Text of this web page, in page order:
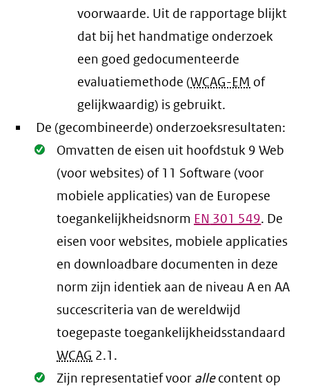
voorwaarde. Uit de rapportage blijkt
dat bij het handmatige onderzoek
een goed gedocumenteerde
evaluatiemethode (WCAG-EM of
gelijkwaardig) is gebruikt.
De (gecombineerde) onderzoeksresultaten:
Oké.
Omvatten de eisen uit hoofdstuk 9 Web
(voor websites) of 11 Software (voor
mobiele applicaties) van de Europese
toegankelijkheidsnorm EN 301 549. De
eisen voor websites, mobiele applicaties
en downloadbare documenten in deze
norm zijn identiek aan de niveau A en AA
succescriteria van de wereldwijd
toegepaste toegankelijkheidsstandaard
WCAG 2.1 .
Oké.
Zijn representatief voor allecontent op